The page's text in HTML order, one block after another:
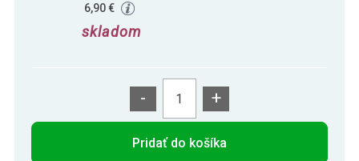
6,90 €
skladom
- +
Pridať do košíka